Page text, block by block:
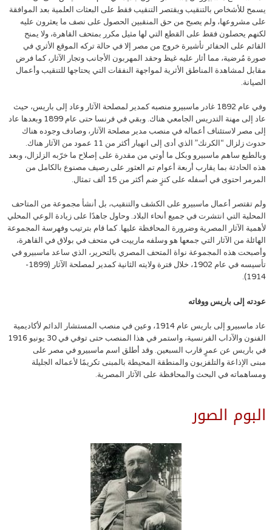
يسمح للأشخاص بالتنقيب ويقتصر التنقيب فقط على البعثات العلمية بعد الموافقة
على مشروعها، ولم يصبح من حق المنقبين الحصول على نصف ما يعثرون عليه
لكنهم يحصلون فقط على القطع التي لها مثيل مكرر بمتحف القاهرة، ولا يمنح
القائم على الحفائر تأشيرة خروج من مصر إلا في حالة تركه الموقع الأثري في
صورة مُرضية، مما أثار عليه غيظ وحقد المهربون الأجانب وتجار الآثار، كما فرض
مقابل لمشاهدة المناطق الأثرية لمواجهة النفقات التي يحتاجها للتنقيب وأعمال
الصيانة.
وفي عام 1892 غادر ماسبيرو منصبه كمدير لمصلحة الآثار وعاد إلى باريس، حيث
عاد إلى مهنة التدريس الجامعي هناك. وبقي في فرنسا حتى عام 1899 وبعدها عاد
إلى مصر لاستئناف أعماله في منصب مدير مصلحة الآثار، وصادف وجوده هناك
حدوث زلزال “الكرنك” الذي أدى إلى انهيار أكثر من 11 عمود من الآثار هناك.
وبالطبع ساهم ماسبيرو وبكل ما أوتي من مقدرة على إصلاح ما خرّبه الزلزال، وبعد
هذه الحادثة بما يقارب أربعة أعوام تم العثور على رصيف مصنوع بالكامل من
المرمر احتوى في أسفله على كنزٍ ضم أكثر من 15 ألف تمثال.
ولم تقتصر أعمال ماسبيرو على الكشف والتنقيب، بل أنشأ مجموعة من المتاحف
المحلية التي انتشرت في جميع أنحاء البلاد. وحاول جاهدًا على زيادة الوعي المحلي
لأهمية الآثار المصرية وضرورة المحافظة عليها. كما قام بترتيب وفهرسة المجموعة
الهائلة من الآثار التي جمعها هو وسلفه مارييت في متحف في بولاق في القاهرة،
وأصبحت هذه المجموعة نواة المتحف المصري بالتحرير، الذي ساعد ماسبيرو في
تأسيسه في عام 1902، خلال فترة ولايته الثانية كمدير لمصلحة الآثار (1899-
1914).
عودته إلى باريس ووفاته
عاد ماسبيرو إلى باريس عام 1914، وعين في منصب المستشار الدائم لأكاديمية
الفنون والآداب الفرنسية، واستمر في هذا المنصب حتى توفي في 30 يونيو 1916
في باريس عن عمرٍ قارب السبعين. وقد أطلق اسم ماسبيرو في مصر على
مبنى الإذاعة والتلفزيون والمنطقة المحيطة بالمبنى تكريمًا لأعماله الجليلة
ومساهماته في البحث والمحافظة على الآثار المصرية.
البوم الصور